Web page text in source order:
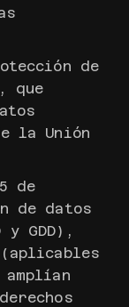
de
que
la Unión
de
de datos
GDD),